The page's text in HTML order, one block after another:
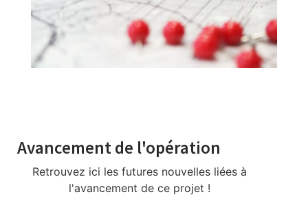
Avancement de l'opération
Retrouvez ici les futures nouvelles liées à
l'avancement de ce projet !